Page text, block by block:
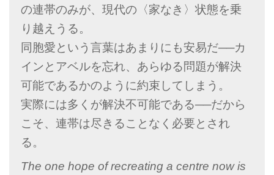
の連帯のみが、現代の〈家なき〉状態を乗
り越えうる。
同胞愛という言葉はあまりにも安易だ──カ
インとアベルを忘れ、あらゆる問題が解決
可能であるかのように約束してしまう。
実際には多くが解決不可能である──だから
こそ、連帯は尽きることなく必要とされ
る。
The one hope of recreating a centre now is